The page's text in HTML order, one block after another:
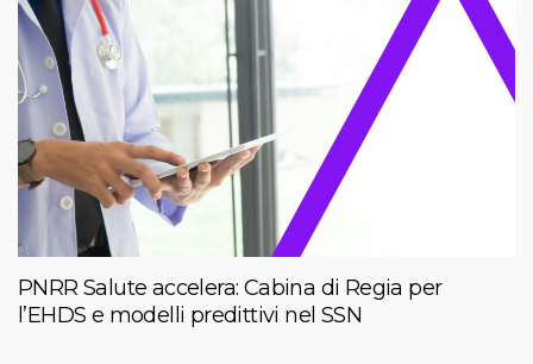
PNRR Salute accelera: Cabina di Regia per
l’EHDS e modelli predittivi nel SSN